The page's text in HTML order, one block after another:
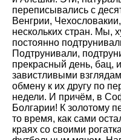
переписывались с
Венгрии,
нескольких стран. Мы,
постоянно
Подтрунивали,
прекрасный день, бац,
завистливыми
обмену к их другу по
недели. И причём, в
Болгарии! К золотому
то время, как сами
краях со своими